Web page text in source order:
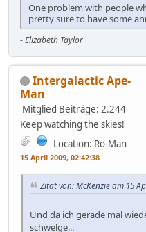
One problem with people
pretty sure to have some
-Elizabeth Taylor
Intergalactic Ape-
Man
Mitglied Beiträge: 2.244
Keep watching the skies!
Location: Ro-Man
15 April 2009, 02:42:38
Zitat von: McKenzie am 15
Und da ich gerade mal
schwelge...